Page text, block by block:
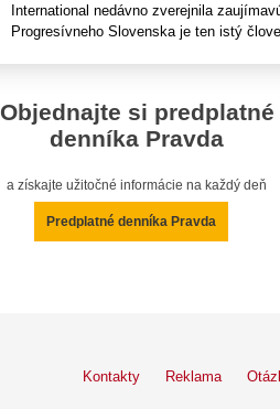
International nedávno zverejnila
Progresívneho Slovenska je ten istý
Objednajte si predplatné
denníka Pravda
a získajte užitočné informácie na každý deň
Predplatné denníka Pravda
Kontakty Reklama